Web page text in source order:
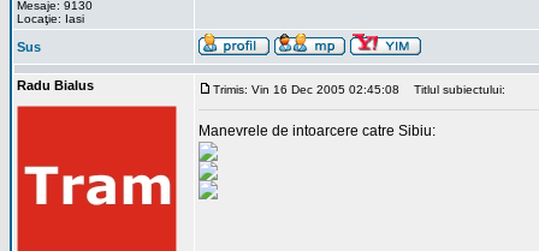
Mesaje: 9130
Locaţie: Iasi
Sus
Radu Bialus Trimis: Vin 16 Dec 2005 02:45:08 Titlul subiectului:
Manevrele de intoarcere catre Sibiu: